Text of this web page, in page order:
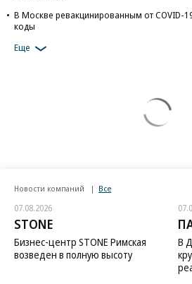
В Москве ревакцинированным от COVID-
коды
Еще
Новости компаний Все
07.08.2026
STONE
Бизнес-центр STONE Римская
возведен в полную высоту
В